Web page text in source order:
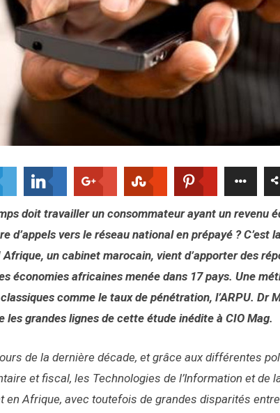
doit travailler un consommateur ayant un revenu
d’appels vers le réseau national en prépayé ? C’est
Afrique, un cabinet marocain, vient d’apporter des
économies africaines menée dans 17 pays. Une
comme le taux de pénétration, l’ARPU. Dr
les grandes lignes de cette étude inédite à CIO Mag.
de la dernière décade, et grâce aux différentes
et fiscal, les Technologies de l’Information et de
en Afrique, avec toutefois de grandes disparités